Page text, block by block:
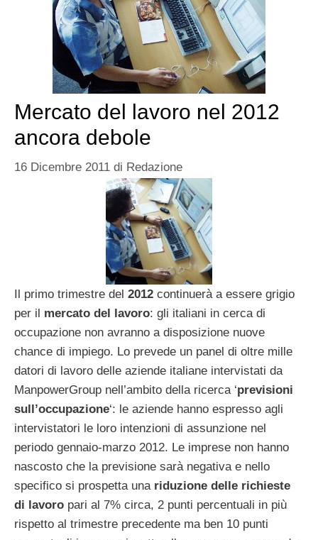
Mercato del lavoro nel 2012
ancora debole
16 Dicembre 2011 di Redazione
Il primo trimestre del 2012 continuerà a essere grigio
per il mercato del lavoro: gli italiani in cerca di
occupazione non avranno a disposizione nuove
chance di impiego. Lo prevede un panel di oltre mille
datori di lavoro delle aziende italiane intervistati da
ManpowerGroup nell’ambito della ricerca ‘previsioni
sull’occupazione‘: le aziende hanno espresso agli
intervistatori le loro intenzioni di assunzione nel
periodo gennaio-marzo 2012. Le imprese non hanno
nascosto che la previsione sarà negativa e nello
specifico si prospetta una riduzione delle richieste
di lavoro pari al 7% circa, 2 punti percentuali in più
rispetto al trimestre precedente ma ben 10 punti